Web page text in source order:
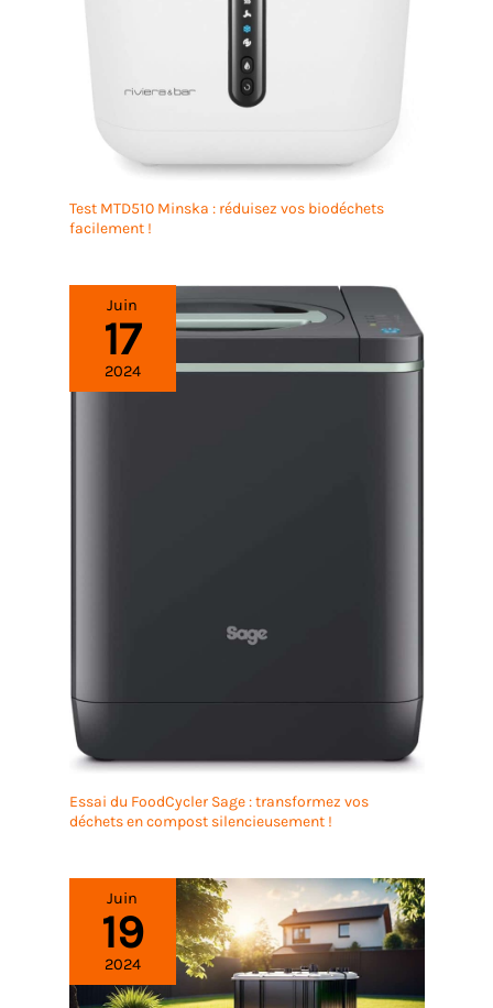
Test MTD510 Minska : réduisez vos biodéchets
facilement !
Juin
17
2024
Essai du FoodCycler Sage : transformez vos
déchets en compost silencieusement !
Juin
19
2024